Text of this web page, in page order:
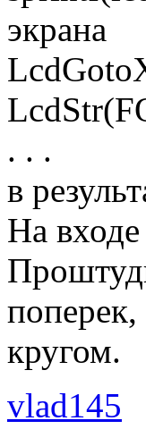
экрана
. . .
в
На
поперек,
кругом.
vlad145